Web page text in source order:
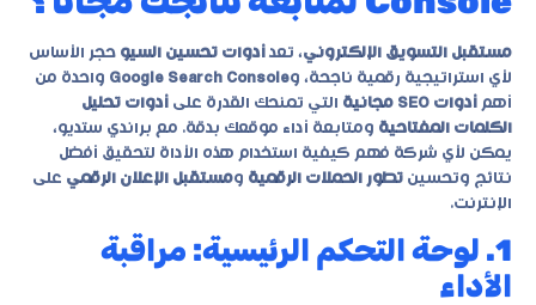
مستقبل التسويق الإلكتروني، تعد أدوات تحسين السيو حجر الأساس
لأي استراتيجية رقمية ناجحة، وGoogle Search Console واحدة من
أهم أدوات SEO مجانية التي تمنحك القدرة على أدوات تحليل
الكلمات المفتاحية ومتابعة أداء موقعك بدقة. مع براندي ستديو،
يمكن لأي شركة فهم كيفية استخدام هذه الأداة لتحقيق أفضل
نتائج وتحسين تطور الحملات الرقمية ومستقبل الإعلان الرقمي على
الإنترنت.
1. لوحة التحكم الرئيسية: مراقبة
الأداء